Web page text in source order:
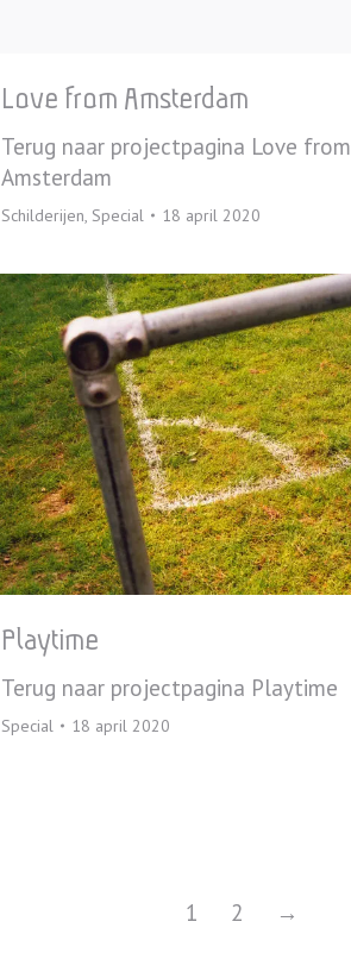
Love from Amsterdam
Terug naar projectpagina Love from
Amsterdam
Schilderijen, Special 18 april 2020
Playtime
Terug naar projectpagina Playtime
Special 18 april 2020
1 2 →